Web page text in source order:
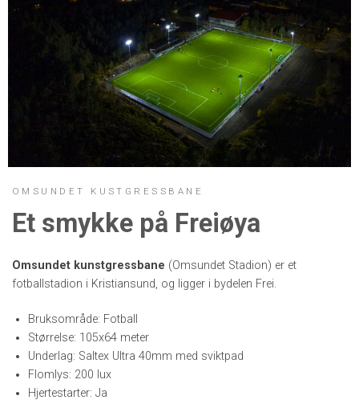
OMSUNDET KUSTGRESSBANE
Et smykke på Freiøya
Omsundet kunstgressbane (Omsundet Stadion) er et
fotballstadion i Kristiansund, og ligger i bydelen Frei.
Bruksområde: Fotball
Størrelse: 105x64 meter
Underlag: Saltex Ultra 40mm med sviktpad
Flomlys: 200 lux
Hjertestarter: Ja